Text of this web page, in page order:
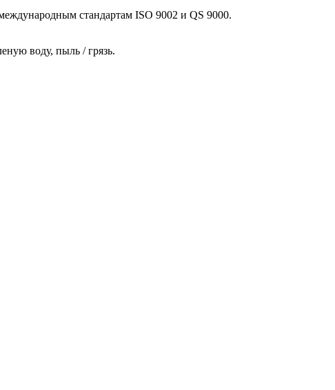
стандартам ISO 9002 и QS 9000.
воду, пыль / грязь.